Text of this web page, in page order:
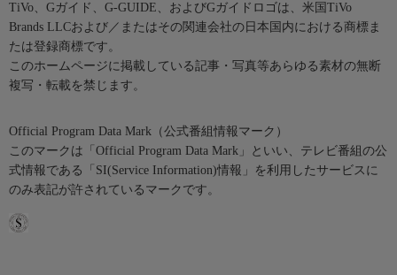
TiVo、Gガイド、G-GUIDE、およびGガイドロゴは、米国TiVo
Brands LLCおよび／またはその関連会社の日本国内における商標ま
たは登録商標です。
このホームページに掲載している記事・写真等あらゆる素材の無断
複写・転載を禁じます。
Official Program Data Mark（公式番組情報マーク）
このマークは「Official Program Data Mark」といい、テレビ番組の公
式情報である「SI(Service Information)情報」を利用したサービスに
のみ表記が許されているマークです。